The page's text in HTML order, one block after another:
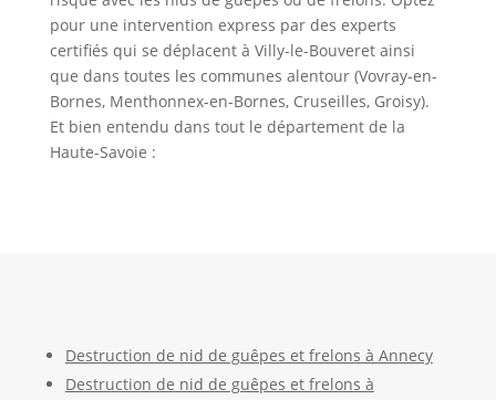
pour une intervention express par des experts
certifiés qui se déplacent à Villy-le-Bouveret ainsi
que dans toutes les communes alentour (Vovray-en-
Bornes, Menthonnex-en-Bornes, Cruseilles, Groisy).
Et bien entendu dans tout le département de la
Haute-Savoie :
Destruction de nid de guêpes et frelons à Annecy
Destruction de nid de guêpes et frelons à